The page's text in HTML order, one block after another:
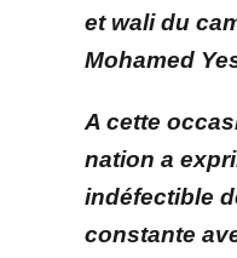
et wali du
Mohamed
A cette
nation a
indéfectible
constante